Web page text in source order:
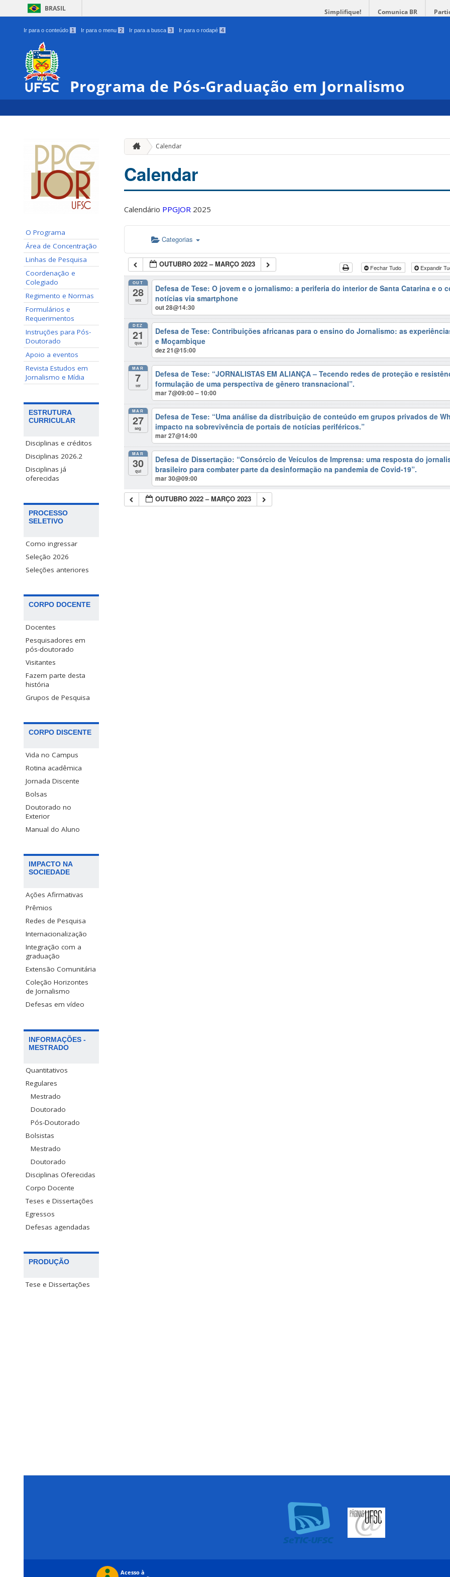
BRASIL Simplifique! Comunica BR
Ir para o conteúdo 1 Ir para o menu 2 Ir para a busca 3 Ir para o rodapé 4
Programa de Pós-Graduação em Jornalismo
O Programa
Área de Concentração
Linhas de Pesquisa
Coordenação e
Colegiado
Regimento e Normas
Formulários e
Requerimentos
Instruções para Pós-
Doutorado
Apoio a eventos
Revista Estudos em
Jornalismo e Mídia
ESTRUTURA
CURRICULAR
Disciplinas e créditos
Disciplinas 2026.2
Disciplinas já
oferecidas
PROCESSO
SELETIVO
Como ingressar
Seleção 2026
Seleções anteriores
CORPO DOCENTE
Docentes
Pesquisadores em
pós-doutorado
Visitantes
Fazem parte desta
história
Grupos de Pesquisa
CORPO DISCENTE
Vida no Campus
Rotina acadêmica
Jornada Discente
Bolsas
Doutorado no
Exterior
Manual do Aluno
IMPACTO NA
SOCIEDADE
Ações Afirmativas
Prêmios
Redes de Pesquisa
Internacionalização
Integração com a
graduação
Extensão Comunitária
Coleção Horizontes
de Jornalismo
Defesas em vídeo
INFORMAÇÕES -
MESTRADO
Quantitativos
Regulares
Mestrado
Doutorado
Pós-Doutorado
Bolsistas
Mestrado
Doutorado
Disciplinas Oferecidas
Corpo Docente
Teses e Dissertações
Egressos
Defesas agendadas
PRODUÇÃO
Tese e Dissertações
Calendar
Calendar
Calendário PPGJOR 2025
Categorias
OUTUBRO 2022 – MARÇO 2023 Fechar Tudo Expandir
OUT
28
sex
Defesa de Tese: O jovem e o jornalismo: a periferia do interior de Santa Catarina e o
notícias via smartphone
out 28@14:30
DEZ
21
qua
Defesa de Tese: Contribuições africanas para o ensino do Jornalismo: as
e Moçambique
dez 21@15:00
MAR
7
ter
Defesa de Tese: “JORNALISTAS EM ALIANÇA – Tecendo redes de proteção e
formulação de uma perspectiva de gênero transnacional”.
mar 7@09:00 – 10:00
MAR
27
seg
Defesa de Tese: “Uma análise da distribuição de conteúdo em grupos privados de
impacto na sobrevivência de portais de notícias periféricos.”
mar 27@14:00
MAR
30
qui
Defesa de Dissertação: “Consórcio de Veículos de Imprensa: uma resposta do
brasileiro para combater parte da desinformação na pandemia de Covid-19”.
mar 30@09:00
OUTUBRO 2022 – MARÇO 2023